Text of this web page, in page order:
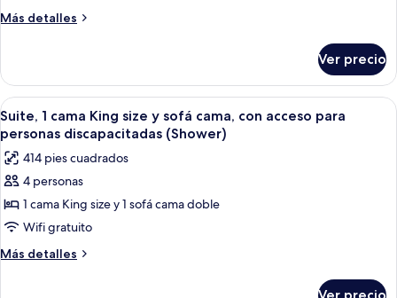
King
Needle
View)
Más detalles
Más
1
cama
King
size
(Space
Needle
View)
Ver precio
Abrir
todas
las
fotos
de
Suite,
1
cama
Habitación de hotel con cama, sofá,
6
Suite, 1 cama King size y sofá cama, con acceso para
personas discapacitadas (Shower)
414 pies cuadrados
4 personas
1 cama King size y 1 sofá cama doble
Wifi gratuito
Más detalles
Más